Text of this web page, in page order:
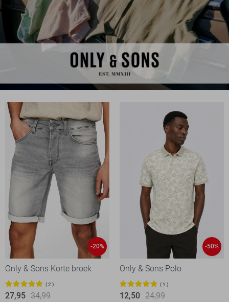
-20%
Only & Sons Korte broek
2
27,95 34,99
-50%
Only & Sons Polo
1
12,50 24,99